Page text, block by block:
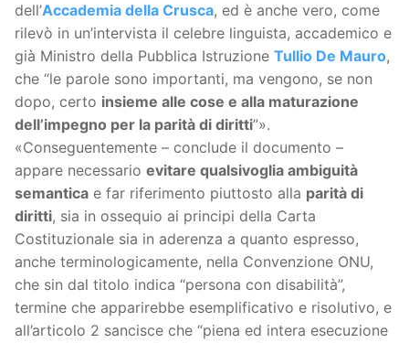
dell’Accademia della Crusca, ed è anche vero, come
rilevò in un’intervista il celebre linguista, accademico e
già Ministro della Pubblica Istruzione Tullio De Mauro,
che “le parole sono importanti, ma vengono, se non
dopo, certo insieme alle cose e alla maturazione
dell’impegno per la parità di diritti”».
«Conseguentemente – conclude il documento –
appare necessario evitare qualsivoglia ambiguità
semantica e far riferimento piuttosto alla parità di
diritti, sia in ossequio ai principi della Carta
Costituzionale sia in aderenza a quanto espresso,
anche terminologicamente, nella Convenzione ONU,
che sin dal titolo indica “persona con disabilità”,
termine che apparirebbe esemplificativo e risolutivo, e
all’articolo 2 sancisce che “piena ed intera esecuzione